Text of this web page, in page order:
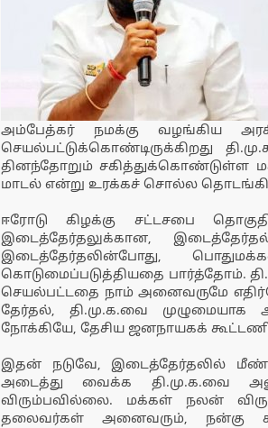
அம்பேத்கர் நமக்கு வழங்கிய
செயல்பட்டுக்கொண்டிருக்கிறது
தினந்தோறும் சகித்துக்கொண்டுள்ள
மாடல் என்று உரக்கச் சொல்ல தொடங்கி
ஈரோடு கிழக்கு சட்டசபை
இடைத்தேர்தலுக்கான,
இடைத்தேர்தலின்போது,
கொடுமைப்படுத்தியதை பார்த்தோம்.
செயல்பட்டதை நாம் அனைவருமே
தேர்தல், தி.மு.க.வை
நோக்கியே, தேசிய ஜனநாயகக்
இதன் நடுவே, இடைத்தேர்தலில்
அடைத்து வைக்க தி.மு.க.வை
விரும்பவில்லை. மக்கள் நலன்
தலைவர்கள் அனைவரும், நன்கு